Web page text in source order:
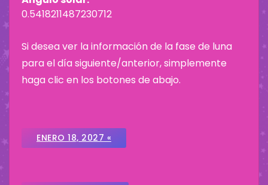
0.5418211487230712
Si desea ver la información de la fase de luna
para el día siguiente/anterior, simplemente
haga clic en los botones de abajo.
ENERO 18, 2027 «